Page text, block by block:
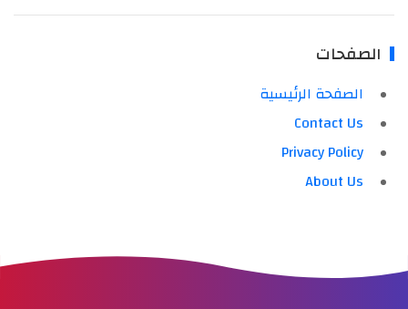
الصفحات
الصفحة الرئيسية
Contact Us
Privacy Policy
About Us